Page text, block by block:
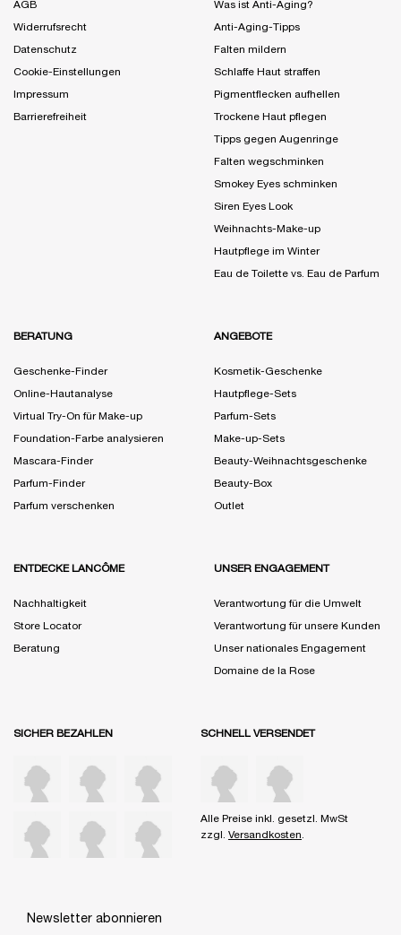
AGB
Widerrufsrecht
Datenschutz
Cookie-Einstellungen
Impressum
Barrierefreiheit
Was ist Anti-Aging?
Anti-Aging-Tipps
Falten mildern
Schlaffe Haut straffen
Pigmentflecken aufhellen
Trockene Haut pflegen
Tipps gegen Augenringe
Falten wegschminken
Smokey Eyes schminken
Siren Eyes Look
Weihnachts-Make-up
Hautpflege im Winter
Eau de Toilette vs. Eau de Parfum
BERATUNG
Geschenke-Finder
Online-Hautanalyse
Virtual Try-On für Make-up
Foundation-Farbe analysieren
Mascara-Finder
Parfum-Finder
Parfum verschenken
ANGEBOTE
Kosmetik-Geschenke
Hautpflege-Sets
Parfum-Sets
Make-up-Sets
Beauty-Weihnachtsgeschenke
Beauty-Box
Outlet
ENTDECKE LANCÔME
Nachhaltigkeit
Store Locator
Beratung
UNSER ENGAGEMENT
Verantwortung für die Umwelt
Verantwortung für unsere Kunden
Unser nationales Engagement
Domaine de la Rose
SICHER BEZAHLEN SCHNELL VERSENDET
Alle Preise inkl. gesetzl. MwSt
zzgl. Versandkosten
Newsletter abonnieren